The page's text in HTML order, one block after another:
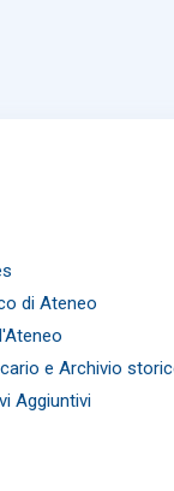
di Ateneo
e Archivio
Aggiuntivi